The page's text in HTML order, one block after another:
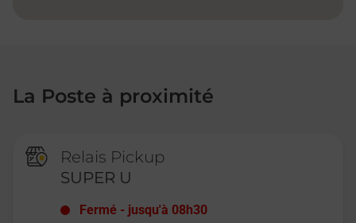
La Poste à proximité
Relais Pickup
SUPER U
Fermé - jusqu'à 08h30